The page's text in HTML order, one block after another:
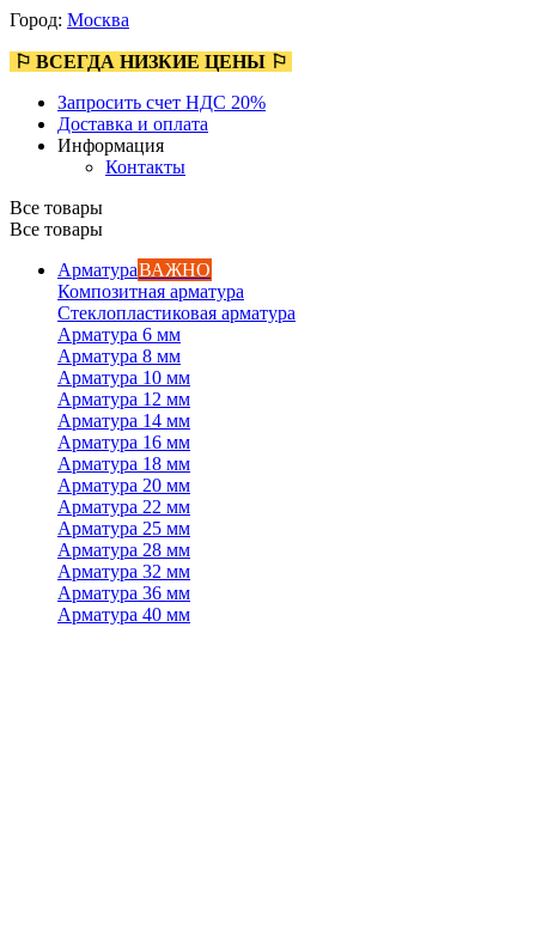
Город: Москва
⚐ ВСЕГДА НИЗКИЕ ЦЕНЫ ⚐
Запросить счет НДС 20%
Доставка и оплата
Информация
Контакты
Все товары
Все товары
АрматураВАЖНО
Композитная арматура
Стеклопластиковая арматура
Арматура 6 мм
Арматура 8 мм
Арматура 10 мм
Арматура 12 мм
Арматура 14 мм
Арматура 16 мм
Арматура 18 мм
Арматура 20 мм
Арматура 22 мм
Арматура 25 мм
Арматура 28 мм
Арматура 32 мм
Арматура 36 мм
Арматура 40 мм